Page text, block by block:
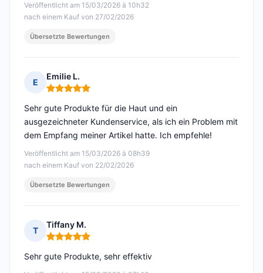
Veröffentlicht am 15/03/2026 à 10h32
nach einem Kauf von 27/02/2026
Übersetzte Bewertungen
E
Emilie L.
Hinweis: 5 von 5
Veröffentlicht am 15/03/2026 à 08h39
nach einem Kauf von 22/02/2026
Sehr gute Produkte für die Haut und ein
ausgezeichneter Kundenservice, als ich ein Problem mit
dem Empfang meiner Artikel hatte. Ich empfehle!
Übersetzte Bewertungen
T
Tiffany M.
Hinweis: 5 von 5
Sehr gute Produkte, sehr effektiv